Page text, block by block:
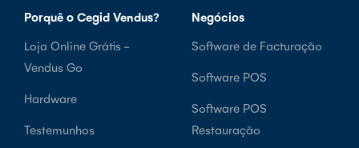
Porquê o Cegid Vendus?
Loja Online Grátis -
Vendus Go
Hardware
Testemunhos
Negócios
Software de Facturação
Software POS
Software POS
Restauração